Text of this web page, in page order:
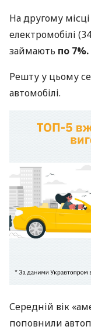
На другому
електромобілі
займають по 7%.
Решту у цьому
автомобілі.
Середній вік
поповнили